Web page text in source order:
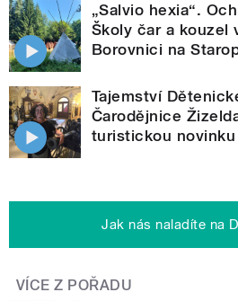
„Salvio hexia“.
Školy čar a kouzel
Borovnici na
Tajemství
Čarodějnice
turistickou
Jak nás naladíte na
VÍCE Z POŘADU